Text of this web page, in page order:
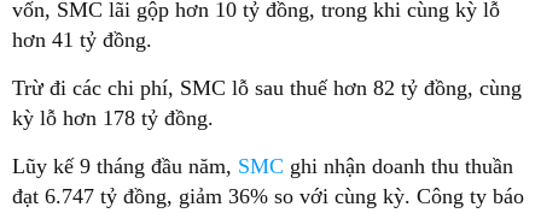
vốn, SMC lãi gộp hơn 10 tỷ đồng, trong khi cùng kỳ lỗ
hơn 41 tỷ đồng.
Trừ đi các chi phí, SMC lỗ sau thuế hơn 82 tỷ đồng, cùng
kỳ lỗ hơn 178 tỷ đồng.
Lũy kế 9 tháng đầu năm, SMC ghi nhận doanh thu thuần
đạt 6.747 tỷ đồng, giảm 36% so với cùng kỳ. Công ty báo